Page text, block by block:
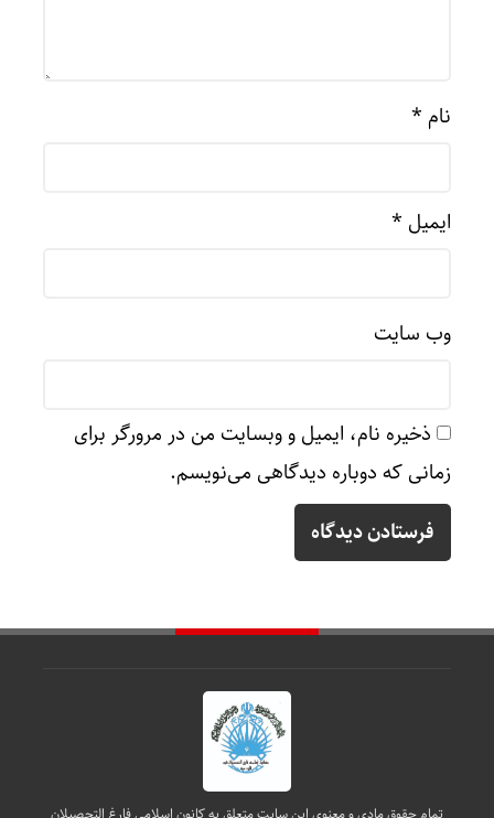
نام *
ایمیل *
وب‌ سایت
ذخیره نام، ایمیل و وبسایت من در مرورگر برای
زمانی که دوباره دیدگاهی می‌نویسم.